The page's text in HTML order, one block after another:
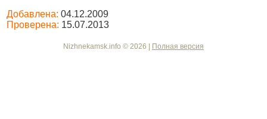
Добавлена: 04.12.2009
Проверена: 15.07.2013
Nizhnekamsk.info © 2026 | Полная версия